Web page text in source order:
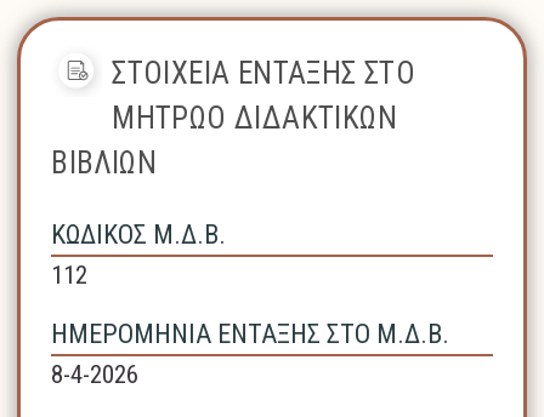
ΣΤΟΙΧΕΙΑ ΕΝΤΑΞΗΣ ΣΤΟ
ΜΗΤΡΩΟ ΔΙΔΑΚΤΙΚΩΝ
ΒΙΒΛΙΩΝ
ΚΩΔΙΚΟΣ Μ.Δ.Β.
112
ΗΜΕΡΟΜΗΝΙΑ ΕΝΤΑΞΗΣ ΣΤΟ Μ.Δ.Β.
8-4-2026